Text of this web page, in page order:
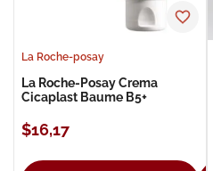
La Roche-posay
La Roche-Posay Crema
Cicaplast Baume B5+
$16,17